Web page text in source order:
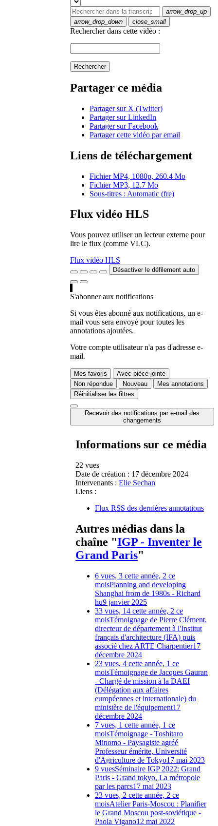
arrow_drop_up
arrow_drop_down
close_small
Rechercher dans cette vidéo :
Rechercher
Partager ce média
Partager sur X (Twitter)
Partager sur LinkedIn
Partager sur Facebook
Partager cette vidéo par email
Liens de téléchargement
Fichier MP4, 1080p, 260.4 Mo
Fichier MP3, 12.7 Mo
Sous-titres : Automatic (fre)
Flux vidéo HLS
Vous pouvez utiliser un lecteur externe pour
lire le flux (comme VLC).
Flux vidéo HLS
Désactiver le défilement auto
S'abonner aux notifications
Si vous êtes abonné aux notifications, un e-
mail vous sera envoyé pour toutes les
annotations ajoutées.
Votre compte utilisateur n'a pas d'adresse e-
mail.
Mes favoris
Avec pièce jointe
Non répondue
Nouveau
Mes annotations
Réinitialiser les filtres
Recevoir des notifications par e-mail des
changements
Informations sur ce média
22 vues
Date de création : 17 décembre 2024
Intervenants : Elie Sechan
Liens :
Flux RSS des dernières annotations
Autres médias dans la
chaîne "IGP - Inventer le
Grand Paris"
6 vues, 3 cette année, 2 ce
moisPlanning and developing
Shanghai from de 1980s - Richard
hu9 janvier 2025
33 vues, 14 cette année, 2 ce
moisTémoignage de Pierre Clément,
directeur de département à l'Institut
français d'architecture (IFA) puis
associé chez ARTE Charpentier17
décembre 2024
23 vues, 4 cette année, 1 ce
moisTémoignage de Jacques Gauran
- Chargé de mission à la DAEI
(Délégation aux affaires
européennes et internationale) du
ministère de l'équipement17
décembre 2024
7 vues, 1 cette année, 1 ce
moisTémoignage - Toshitaro
Minomo - Paysagiste agréé
Professeur émérite, Université
d'Agriculture de Tokyo17 mai 2023
9 vuesSéminaire IGP 2022: Grand
Paris - Grand tokyo, La métropole
par les parcs17 mai 2023
23 vues, 2 cette année, 2 ce
moisAtelier Paris-Moscou : Planifier
le Grand Moscou post-soviétique -
Paola Vigano12 mai 2022